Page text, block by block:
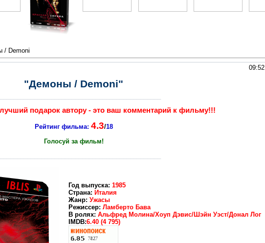
/ Demoni
09:52
"Демоны / Demoni"
подарок автору - это ваш комментарий к фильму!!!
Рейтинг фильма: 4.3/18
Голосуй за фильм!
Год выпуска: 1985
Страна: Италия
Жанр: Ужасы
Режиссер: Ламберто Бава
В ролях: Альфред Молина/Хоуп Дэвис/Шэйн Уэст/Донал Лог
IMDB:6.40 (4 795)